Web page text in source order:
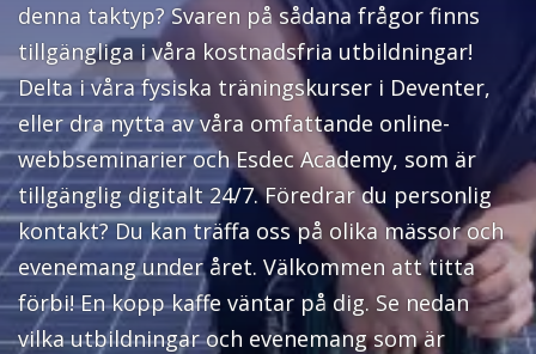
denna taktyp? Svaren på sådana frågor finns
tillgängliga i våra kostnadsfria utbildningar!
Delta i våra fysiska träningskurser i Deventer,
eller dra nytta av våra omfattande online-
webbseminarier och Esdec Academy, som är
tillgänglig digitalt 24/7. Föredrar du personlig
kontakt? Du kan träffa oss på olika mässor och
evenemang under året. Välkommen att titta
förbi! En kopp kaffe väntar på dig. Se nedan
vilka utbildningar och evenemang som är